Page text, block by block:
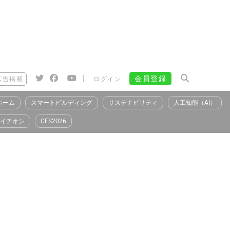
告掲載 | ログイン 会員登録
ーム スマートビルディング サステナビリティ 人工知能（AI）
イチオシ CES2026